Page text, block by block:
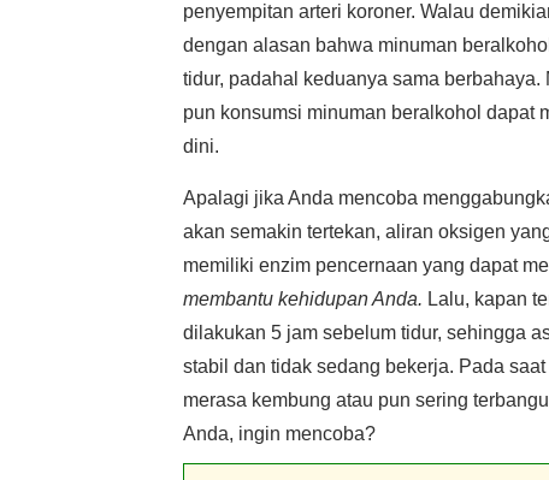
penyempitan arteri koroner. Walau
dengan alasan bahwa minuman
tidur, padahal keduanya sama
pun konsumsi minuman beralkohol dapat
dini.
Apalagi jika Anda mencoba
akan semakin tertekan, aliran oksigen
memiliki enzim pencernaan yang dapat
membantu kehidupan Anda. Lalu, kapan
dilakukan 5 jam sebelum tidur, sehingga
stabil dan tidak sedang bekerja. Pada
merasa kembung atau pun sering
Anda, ingin mencoba?